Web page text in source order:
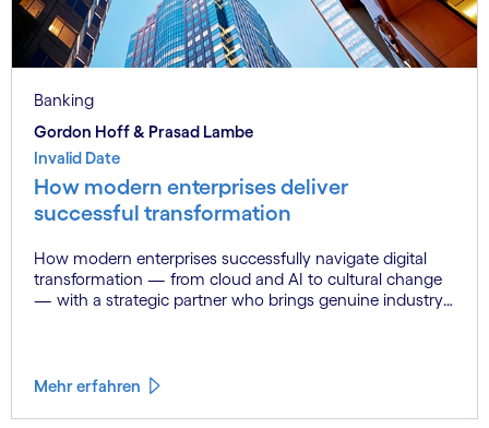
Banking
Gordon Hoff & Prasad Lambe
Invalid Date
How modern enterprises deliver
successful transformation
How modern enterprises successfully navigate digital
transformation — from cloud and AI to cultural change
— with a strategic partner who brings genuine industry
Mehr erfahren